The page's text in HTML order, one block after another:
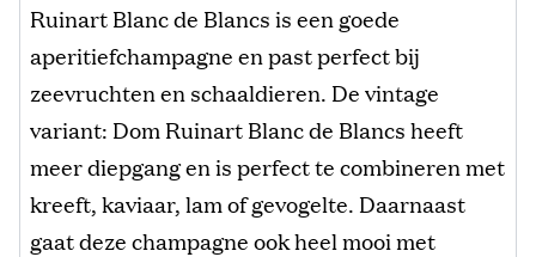
Ruinart Blanc de Blancs is een goede
aperitiefchampagne en past perfect bij
zeevruchten en schaaldieren. De vintage
variant: Dom Ruinart Blanc de Blancs heeft
meer diepgang en is perfect te combineren met
kreeft, kaviaar, lam of gevogelte. Daarnaast
gaat deze champagne ook heel mooi met